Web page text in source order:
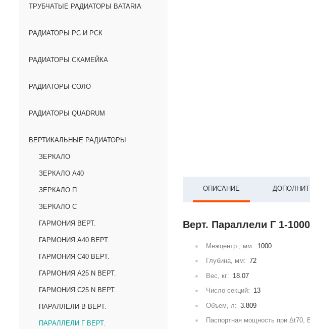
ТРУБЧАТЫЕ РАДИАТОРЫ BATARIA
РАДИАТОРЫ РС И РСК
РАДИАТОРЫ СКАМЕЙКА
РАДИАТОРЫ СОЛО
РАДИАТОРЫ QUADRUM
ВЕРТИКАЛЬНЫЕ РАДИАТОРЫ
ЗЕРКАЛО
ЗЕРКАЛО А40
ЗЕРКАЛО П
ЗЕРКАЛО С
ГАРМОНИЯ ВЕРТ.
ГАРМОНИЯ А40 ВЕРТ.
ГАРМОНИЯ С40 ВЕРТ.
ГАРМОНИЯ А25 N ВЕРТ.
ГАРМОНИЯ С25 N ВЕРТ.
ПАРАЛЛЕЛИ В ВЕРТ.
ПАРАЛЛЕЛИ Г ВЕРТ.
ОПИСАНИЕ
Верт. Параллели Г 1-
Межцентр., мм: 1000
Глубина, мм: 72
Вес, кг: 18.07
Число секций: 13
Объем, л: 3.809
Паспортная мощность при Δt70,